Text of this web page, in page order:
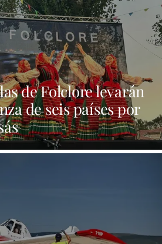
de Folclore levarán
de seis países por